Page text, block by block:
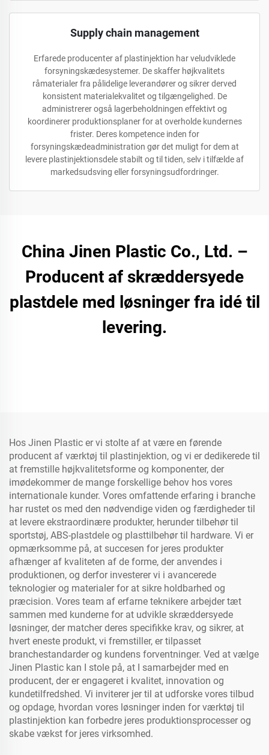
Supply chain management
Erfarede producenter af plastinjektion har veludviklede
forsyningskædesystemer. De skaffer højkvalitets
råmaterialer fra pålidelige leverandører og sikrer derved
konsistent materialekvalitet og tilgængelighed. De
administrerer også lagerbeholdningen effektivt og
koordinerer produktionsplaner for at overholde kundernes
frister. Deres kompetence inden for
forsyningskædeadministration gør det muligt for dem at
levere plastinjektionsdele stabilt og til tiden, selv i tilfælde af
markedsudsving eller forsyningsudfordringer.
China Jinen Plastic Co., Ltd. –
Producent af skræddersyede
plastdele med løsninger fra idé til
levering.
Hos Jinen Plastic er vi stolte af at være en førende
producent af værktøj til plastinjektion, og vi er dedikerede til
at fremstille højkvalitetsforme og komponenter, der
imødekommer de mange forskellige behov hos vores
internationale kunder. Vores omfattende erfaring i branche
har rustet os med den nødvendige viden og færdigheder til
at levere ekstraordinære produkter, herunder tilbehør til
sportstøj, ABS-plastdele og plasttilbehør til hardware. Vi er
opmærksomme på, at succesen for jeres produkter
afhænger af kvaliteten af de forme, der anvendes i
produktionen, og derfor investerer vi i avancerede
teknologier og materialer for at sikre holdbarhed og
præcision. Vores team af erfarne teknikere arbejder tæt
sammen med kunderne for at udvikle skræddersyede
løsninger, der matcher deres specifikke krav, og sikrer, at
hvert eneste produkt, vi fremstiller, er tilpasset
branchestandarder og kundens forventninger. Ved at vælge
Jinen Plastic kan I stole på, at I samarbejder med en
producent, der er engageret i kvalitet, innovation og
kundetilfredshed. Vi inviterer jer til at udforske vores tilbud
og opdage, hvordan vores løsninger inden for værktøj til
plastinjektion kan forbedre jeres produktionsprocesser og
skabe vækst for jeres virksomhed.